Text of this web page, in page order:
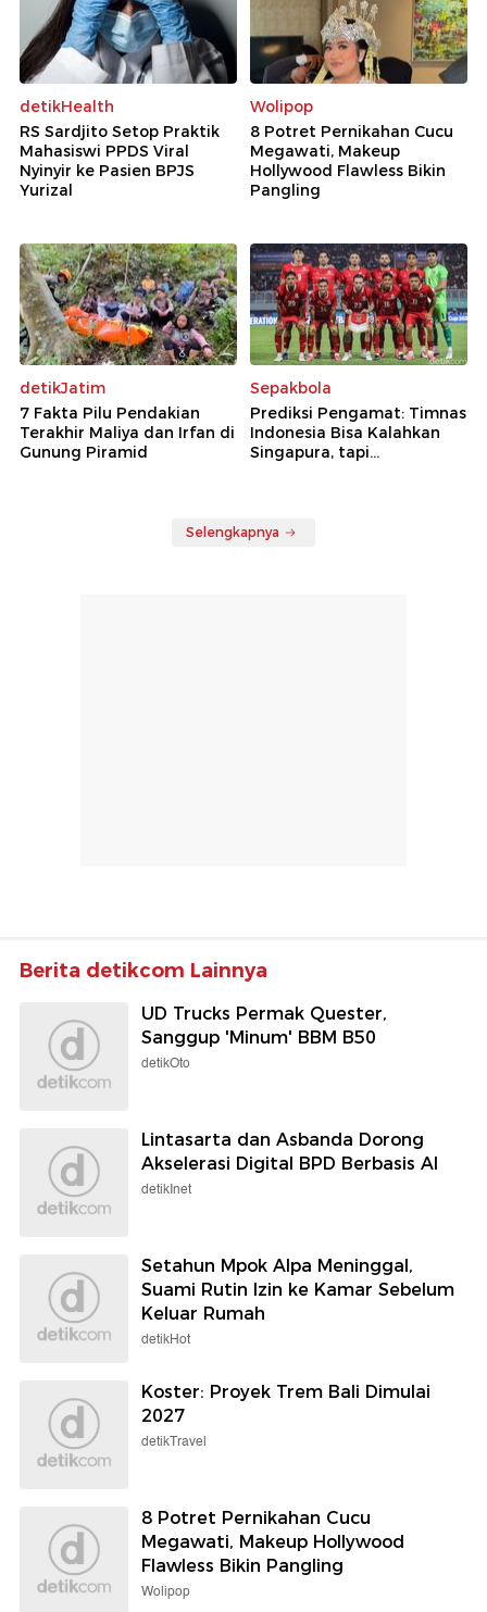
detikHealth
RS Sardjito Setop Praktik
Mahasiswi PPDS Viral
Nyinyir ke Pasien BPJS
Yurizal
Wolipop
8 Potret Pernikahan Cucu
Megawati, Makeup
Hollywood Flawless Bikin
Pangling
detikJatim
7 Fakta Pilu Pendakian
Terakhir Maliya dan Irfan di
Gunung Piramid
Sepakbola
Prediksi Pengamat: Timnas
Indonesia Bisa Kalahkan
Singapura, tapi...
Selengkapnya
Berita detikcom Lainnya
UD Trucks Permak Quester,
Sanggup 'Minum' BBM B50
detikOto
Lintasarta dan Asbanda Dorong
Akselerasi Digital BPD Berbasis AI
detikInet
Setahun Mpok Alpa Meninggal,
Suami Rutin Izin ke Kamar Sebelum
Keluar Rumah
detikHot
Koster: Proyek Trem Bali Dimulai
2027
detikTravel
8 Potret Pernikahan Cucu
Megawati, Makeup Hollywood
Flawless Bikin Pangling
Wolipop